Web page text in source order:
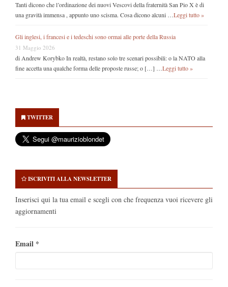
Tanti dicono che l’ordinazione dei nuovi Vescovi della fraternità San Pio X è di
una gravità immensa , appunto uno scisma. Cosa dicono alcuni …Leggi tutto »
Gli inglesi, i francesi e i tedeschi sono ormai alle porte della Russia
31 Maggio 2026
di Andrew Korybko In realtà, restano solo tre scenari possibili: o la NATO alla
fine accetta una qualche forma delle proposte russe; o […] …Leggi tutto »
Sidebar
TWITTER
ISCRIVITI ALLA NEWSLETTER
Inserisci qui la tua email e scegli con che frequenza vuoi ricevere gli
aggiornamenti
Email *